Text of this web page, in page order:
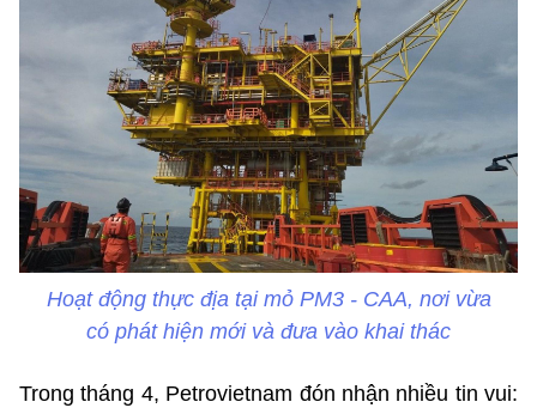
Hoạt động thực địa tại mỏ PM3 - CAA, nơi vừa
có phát hiện mới và đưa vào khai thác
Trong tháng 4, Petrovietnam đón nhận nhiều tin vui: